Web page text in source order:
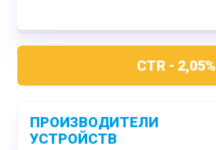
CTR - 2,05%
ПРОИЗВОДИТЕЛИ
УСТРОЙСТВ